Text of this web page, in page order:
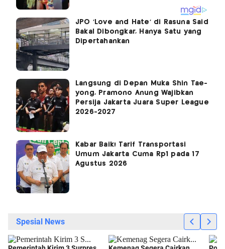
JPO 'Love and Hate' di Rasuna Said
Bakal Dibongkar, Hanya Satu yang
Dipertahankan
Langsung di Depan Muka Shin Tae-
yong, Pramono Anung Wajibkan
Persija Jakarta Juara Super League
2026-2027
Kabar Baik! Tarif Transportasi
Umum Jakarta Cuma Rp1 pada 17
Agustus 2026